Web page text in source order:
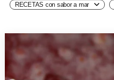
RECETAS con sabor a mar